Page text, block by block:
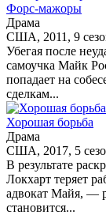
Форс-мажоры
Драма
США, 2011, 9
Убегая после
самоучка Майк
попадает на
сделкам...
Хорошая борьба
Драма
США, 2017, 5
В результате
Локхарт теряет
адвокат Майя, —
становится...